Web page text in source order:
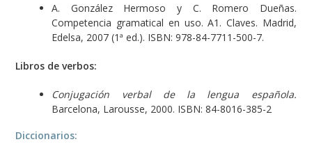
A. González Hermoso y C. Romero Dueñas.
Competencia gramatical en uso. A1. Claves. Madrid,
Edelsa, 2007 (1ª ed.). ISBN: 978-84-7711-500-7.
Libros de verbos:
Conjugación verbal de la lengua española.
Barcelona, Larousse, 2000. ISBN: 84-8016-385-2
Diccionarios: